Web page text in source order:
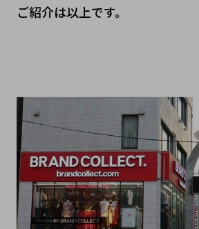
ご紹介は以上です。